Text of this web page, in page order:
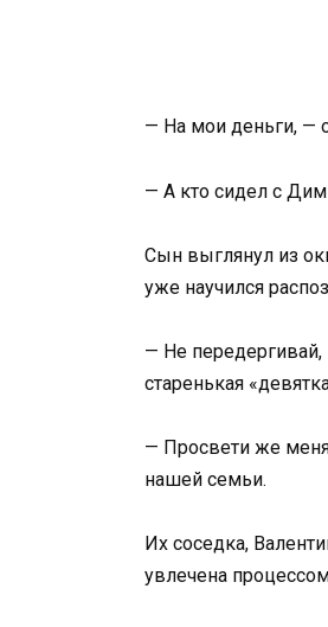
— На мои деньги, —
— А кто сидел с
Сын выглянул из
уже научился
— Не
старенькая
— Просвети же
нашей семьи.
Их соседка,
увлечена